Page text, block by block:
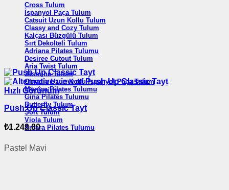
Cross Tulum
İspanyol Paça Tulum
Catsuit Uzun Kollu Tulum
Classy and Cozy Tulum
Kalçası Büzgülü Tulum
Sırt Dekolteli Tulum
Adriana Pilates Tulumu
Desiree Cutout Tulum
Aria Twist Tulum
Jasmine Tulum
Claudia Uzun Kollu İspanyol Paça Tulum
Monica Pilates Tulumu
Gina Pilates Tulumu
Butterfly Tulum
Şort Tulum
Viola Tulum
Amara Pilates Tulumu
Hızlı Görünüm
Push Up Classic Tayt
₺1.249,00
Pastel Mavi